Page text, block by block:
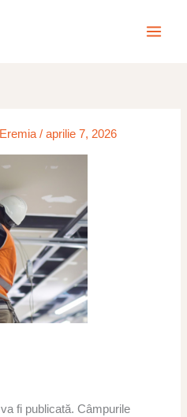
/aprilie 7, 2026
fi publicată. Câmpurile